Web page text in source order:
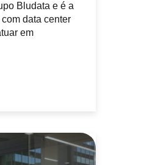
Bludata e é a
data center
em